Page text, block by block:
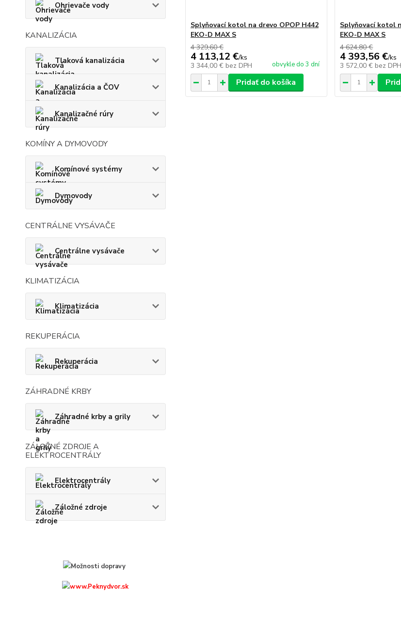
Ohrievače vody
KANALIZÁCIA
Tlaková kanalizácia
Kanalizácia a ČOV
Kanalizačné rúry
KOMÍNY A DYMOVODY
Komínové systémy
Dymovody
CENTRÁLNE VYSÁVAČE
Centrálne vysávače
KLIMATIZÁCIA
Klimatizácia
REKUPERÁCIA
Rekuperácia
ZÁHRADNÉ KRBY
Záhradné krby a grily
ZÁLOŽNÉ ZDROJE A
ELEKTROCENTRÁLY
Elektrocentrály
Záložné zdroje
Splyňovací kotol na drevo OPOP H442
EKO-D MAX S
4 329,60 €
4 113,12 €/ks
3 344,00 € bez DPH obvykle do 3 dní
Pridať do košíka
Splyňovací kotol
EKO-D MAX S
4 624,80 €
4 393,56 €/ks
3 572,00 € bez DPH